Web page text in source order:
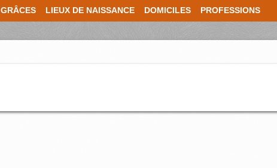
GRÂCES LIEUX DE NAISSANCE DOMICILES PROFESSIONS